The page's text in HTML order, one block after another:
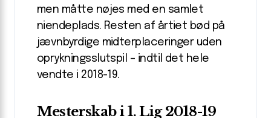
men måtte nøjes med en samlet
niendeplads. Resten af årtiet bød på
jævnbyrdige midterplaceringer uden
oprykningsslutspil – indtil det hele
vendte i 2018-19.
Mesterskab i 1. Lig 2018-19